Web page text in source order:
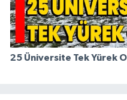
25 Üniversite Tek Yürek